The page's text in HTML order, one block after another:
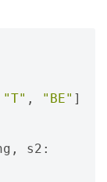
"T" , "BE" ]
, s2 :